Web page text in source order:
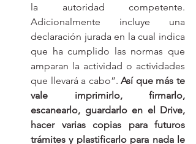
la autoridad competente.
Adicionalmente incluye una
declaración jurada en la cual indica
que ha cumplido las normas que
amparan la actividad o actividades
que llevará a cabo”. Así que más te
vale imprimirlo, firmarlo,
escanearlo, guardarlo en el Drive,
hacer varias copias para futuros
trámites y plastificarlo para nada le